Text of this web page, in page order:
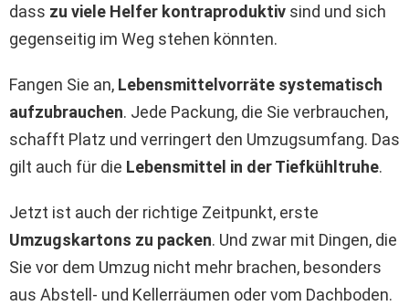
dass zu viele Helfer kontraproduktiv sind und sich
gegenseitig im Weg stehen könnten.
Fangen Sie an, Lebensmittelvorräte systematisch
aufzubrauchen. Jede Packung, die Sie verbrauchen,
schafft Platz und verringert den Umzugsumfang. Das
gilt auch für die Lebensmittel in der Tiefkühltruhe.
Jetzt ist auch der richtige Zeitpunkt, erste
Umzugskartons zu packen. Und zwar mit Dingen, die
Sie vor dem Umzug nicht mehr brachen, besonders
aus Abstell- und Kellerräumen oder vom Dachboden.